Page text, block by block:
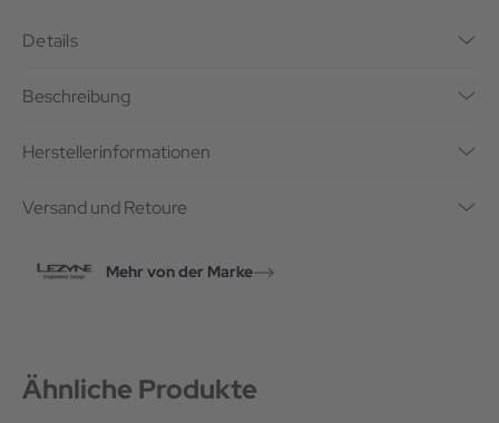
Details
Beschreibung
Herstellerinformationen
Versand und Retoure
Mehr von der Marke
Ähnliche Produkte